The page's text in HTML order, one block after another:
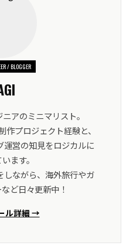
/ BLOGGER
アのミニマリスト。
プロジェクト経験と、
営の知見をロジカルに
ます。
ながら、海外旅行やガ
ど日々更新中！
ル詳細 →